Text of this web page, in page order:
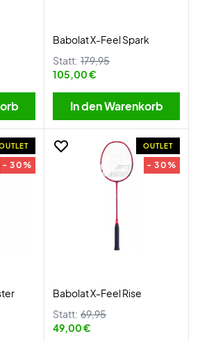
Babolat X-Feel Spark
Statt: 179,95
105,00 €
In den Warenkorb
- 30%
OUTLET
- 30%
Babolat X-Feel Rise
Statt: 69,95
49,00 €